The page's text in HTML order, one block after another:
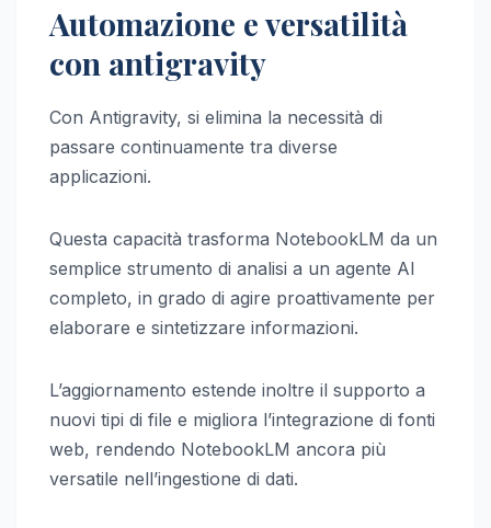
Automazione e versatilità
con antigravity
Con Antigravity, si elimina la necessità di
passare continuamente tra diverse
applicazioni.
Questa capacità trasforma NotebookLM da un
semplice strumento di analisi a un agente AI
completo, in grado di agire proattivamente per
elaborare e sintetizzare informazioni.
L’aggiornamento estende inoltre il supporto a
nuovi tipi di file e migliora l’integrazione di fonti
web, rendendo NotebookLM ancora più
versatile nell’ingestione di dati.